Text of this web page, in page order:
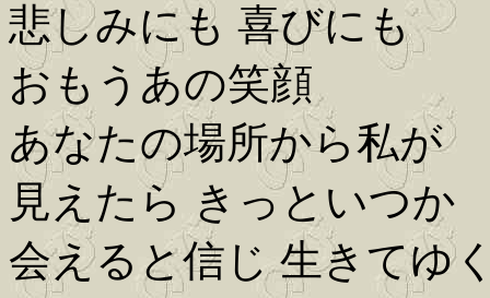
悲しみにも 喜びにも
おもうあの笑顔
あなたの場所から私が
見えたら きっといつか
会えると信じ 生きてゆ